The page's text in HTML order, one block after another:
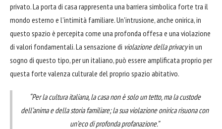
privato. La porta di casa rappresenta una barriera simbolica forte tra il
mondo esterno e l'intimità familiare. Un'intrusione, anche onirica, in
questo spazio è percepita come una profonda offesa e una violazione
di valori fondamentali. La sensazione di violazione della privacyin un
sogno di questo tipo, per un italiano, può essere amplificata proprio per
questa forte valenza culturale del proprio spazio abitativo.
“Per la cultura italiana, la casa non è solo un tetto, ma la custode
dell’anima e della storia familiare; la sua violazione onirica risuona con
un’eco di profonda profanazione.”